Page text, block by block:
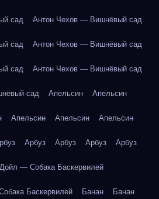
сад Антон Чехов — Вишнёвый сад
сад Антон Чехов — Вишнёвый сад
сад Антон Чехов — Вишнёвый сад
сад Апельсин Апельсин
Апельсин Апельсин Апельсин
Арбуз Арбуз Арбуз Арбуз
— Собака Баскервилей
Баскервилей Банан Банан